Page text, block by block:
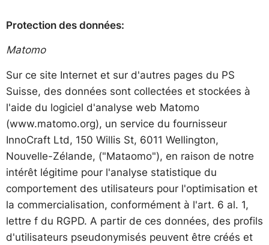
Protection des données:
Matomo
Sur ce site Internet et sur d'autres pages du PS
Suisse, des données sont collectées et stockées à
l'aide du logiciel d'analyse web Matomo
(www.matomo.org), un service du fournisseur
InnoCraft Ltd, 150 Willis St, 6011 Wellington,
Nouvelle-Zélande, ("Mataomo"), en raison de notre
intérêt légitime pour l'analyse statistique du
comportement des utilisateurs pour l'optimisation et
la commercialisation, conformément à l'art. 6 al. 1,
lettre f du RGPD. A partir de ces données, des profils
d'utilisateurs pseudonymisés peuvent être créés et